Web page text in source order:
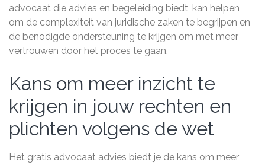
advocaat die advies en begeleiding biedt, kan helpen
om de complexiteit van juridische zaken te begrijpen en
de benodigde ondersteuning te krijgen om met meer
vertrouwen door het proces te gaan.
Kans om meer inzicht te
krijgen in jouw rechten en
plichten volgens de wet
Het gratis advocaat advies biedt je de kans om meer